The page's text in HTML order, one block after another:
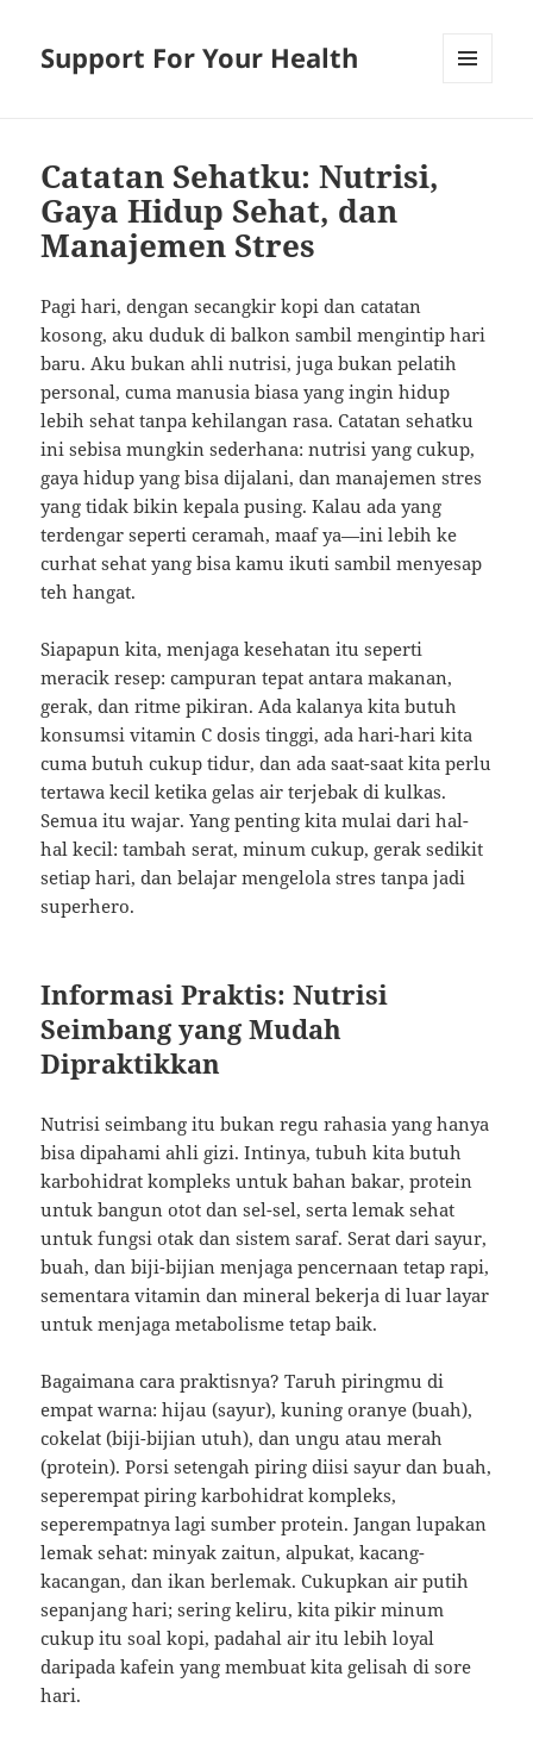
Support For Your Health
Catatan Sehatku: Nutrisi,
Gaya Hidup Sehat, dan
Manajemen Stres
Pagi hari, dengan secangkir kopi dan catatan
kosong, aku duduk di balkon sambil mengintip hari
baru. Aku bukan ahli nutrisi, juga bukan pelatih
personal, cuma manusia biasa yang ingin hidup
lebih sehat tanpa kehilangan rasa. Catatan sehatku
ini sebisa mungkin sederhana: nutrisi yang cukup,
gaya hidup yang bisa dijalani, dan manajemen stres
yang tidak bikin kepala pusing. Kalau ada yang
terdengar seperti ceramah, maaf ya—ini lebih ke
curhat sehat yang bisa kamu ikuti sambil menyesap
teh hangat.
Siapapun kita, menjaga kesehatan itu seperti
meracik resep: campuran tepat antara makanan,
gerak, dan ritme pikiran. Ada kalanya kita butuh
konsumsi vitamin C dosis tinggi, ada hari-hari kita
cuma butuh cukup tidur, dan ada saat-saat kita perlu
tertawa kecil ketika gelas air terjebak di kulkas.
Semua itu wajar. Yang penting kita mulai dari hal-
hal kecil: tambah serat, minum cukup, gerak sedikit
setiap hari, dan belajar mengelola stres tanpa jadi
superhero.
Informasi Praktis: Nutrisi
Seimbang yang Mudah
Dipraktikkan
Nutrisi seimbang itu bukan regu rahasia yang hanya
bisa dipahami ahli gizi. Intinya, tubuh kita butuh
karbohidrat kompleks untuk bahan bakar, protein
untuk bangun otot dan sel-sel, serta lemak sehat
untuk fungsi otak dan sistem saraf. Serat dari sayur,
buah, dan biji-bijian menjaga pencernaan tetap rapi,
sementara vitamin dan mineral bekerja di luar layar
untuk menjaga metabolisme tetap baik.
Bagaimana cara praktisnya? Taruh piringmu di
empat warna: hijau (sayur), kuning oranye (buah),
cokelat (biji-bijian utuh), dan ungu atau merah
(protein). Porsi setengah piring diisi sayur dan buah,
seperempat piring karbohidrat kompleks,
seperempatnya lagi sumber protein. Jangan lupakan
lemak sehat: minyak zaitun, alpukat, kacang-
kacangan, dan ikan berlemak. Cukupkan air putih
sepanjang hari; sering keliru, kita pikir minum
cukup itu soal kopi, padahal air itu lebih loyal
daripada kafein yang membuat kita gelisah di sore
hari.